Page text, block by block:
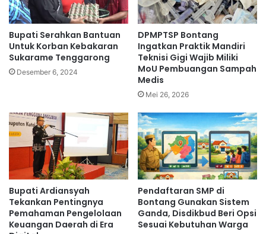
Bupati Serahkan Bantuan
Untuk Korban Kebakaran
Sukarame Tenggarong
Desember 6, 2024
DPMPTSP Bontang
Ingatkan Praktik Mandiri
Teknisi Gigi Wajib Miliki
MoU Pembuangan Sampah
Medis
Mei 26, 2026
Bupati Ardiansyah
Tekankan Pentingnya
Pemahaman Pengelolaan
Keuangan Daerah di Era
Pendaftaran SMP di
Bontang Gunakan Sistem
Ganda, Disdikbud Beri Opsi
Sesuai Kebutuhan Warga